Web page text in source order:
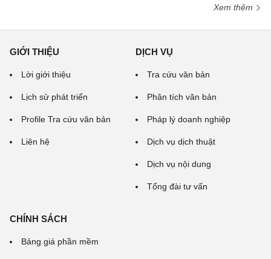
Xem thêm
GIỚI THIỆU
Lời giới thiệu
Lịch sử phát triển
Profile Tra cứu văn bản
Liên hệ
DỊCH VỤ
Tra cứu văn bản
Phân tích văn bản
Pháp lý doanh nghiệp
Dịch vụ dịch thuật
Dịch vụ nội dung
Tổng đài tư vấn
CHÍNH SÁCH
Bảng giá phần mềm